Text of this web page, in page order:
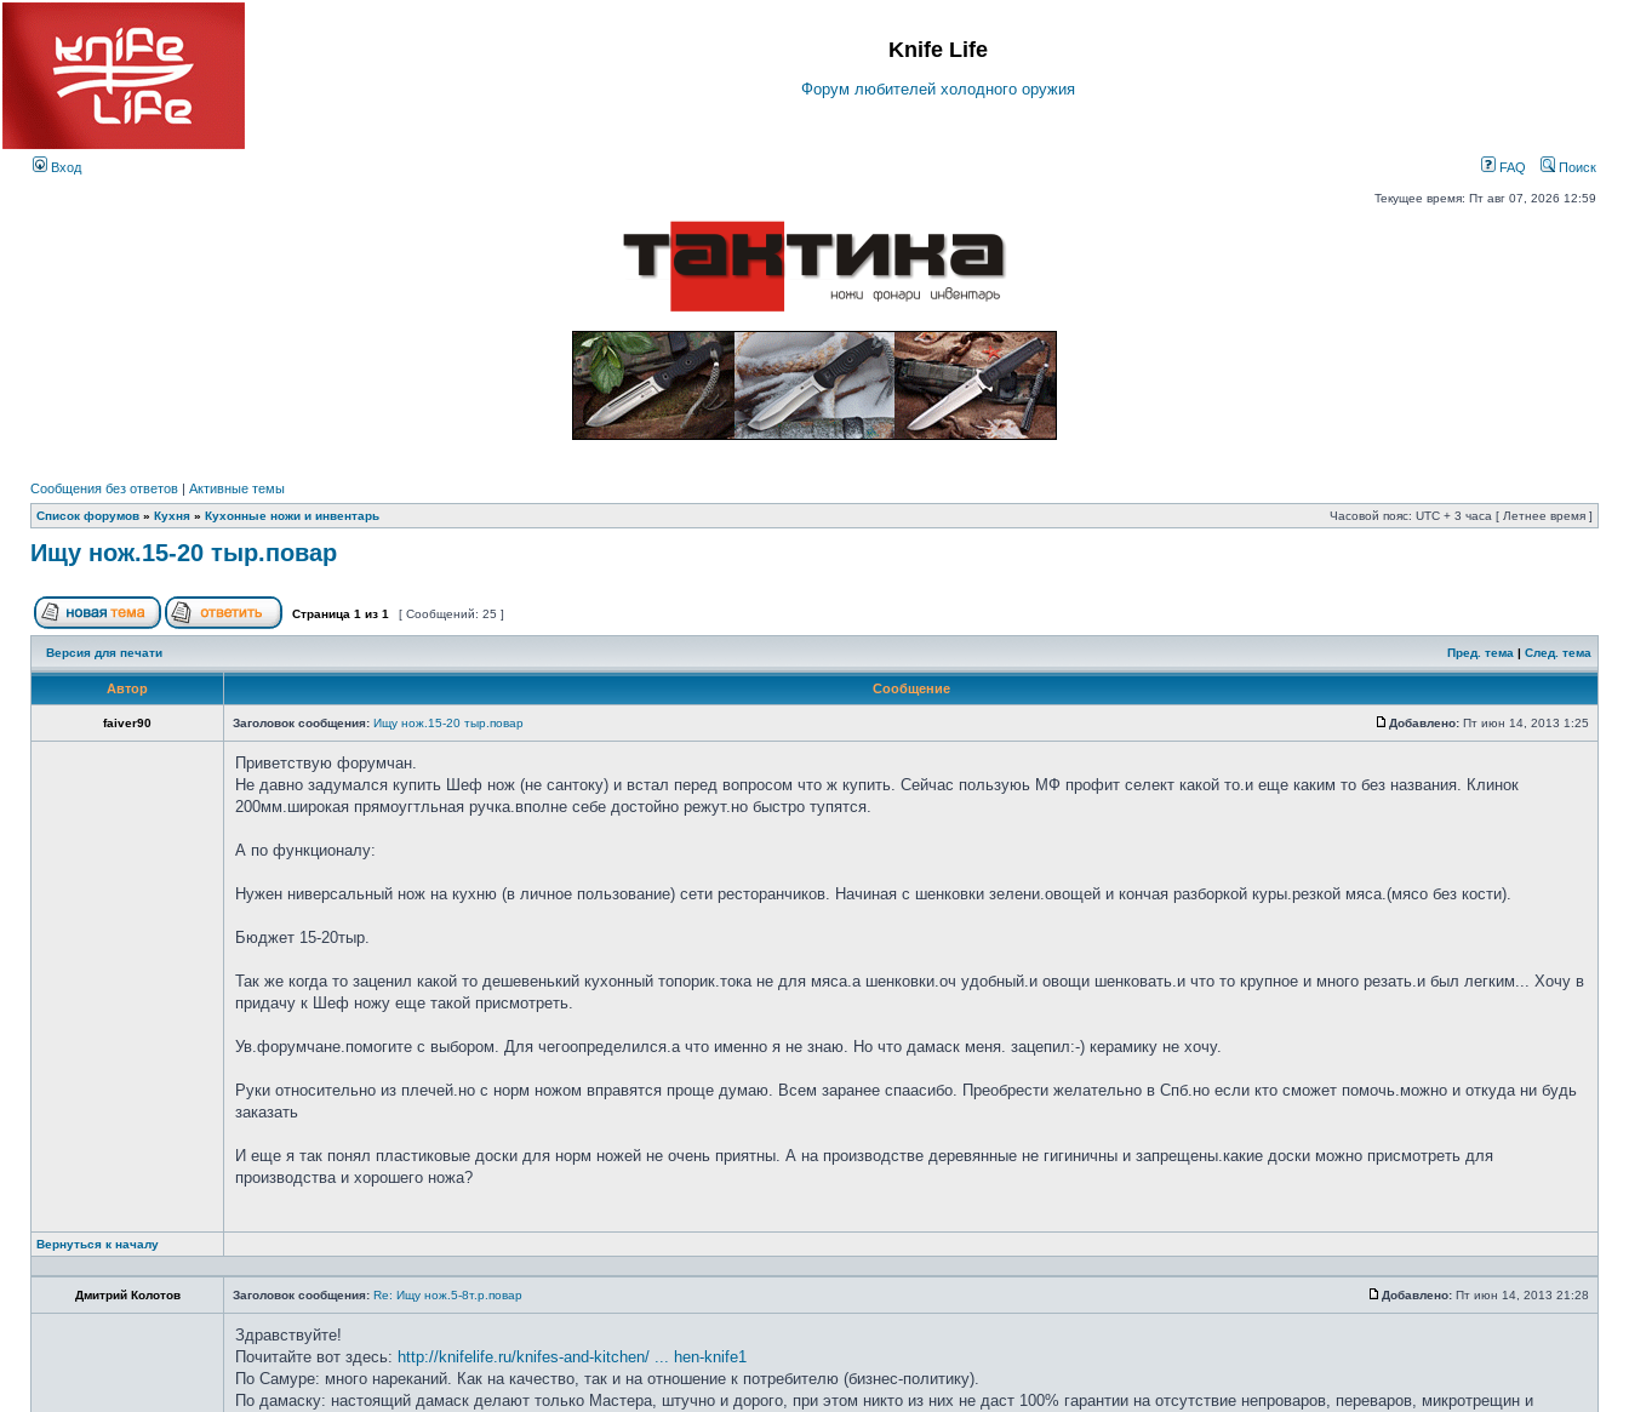
Knife Life
Форум любителей холодного оружия
Вход FAQ Поиск
Текущее время: Пт авг 07, 2026 12:59
Сообщения без ответов | Активные темы
Список форумов » Кухня » Кухонные ножи и инвентарь Часовой пояс: UTC + 3 часа [ Летнее время ]
Ищу нож.15-20 тыр.повар
Страница 1 из 1 [ Сообщений: 25 ]
Версия для печати Пред. тема | След. тема
Автор Сообщение
faiver90 Заголовок сообщения: Ищу нож.15-20 тыр.повар Добавлено: Пт июн 14, 2013 1:25
Приветствую форумчан.
Не давно задумался купить Шеф нож (не сантоку) и встал перед вопросом что ж купить. Сейчас пользуюь МФ профит селект какой то.и еще каким то без названия. Клинок
200мм.широкая прямоугтльная ручка.вполне себе достойно режут.но быстро тупятся.
А по функционалу:
Нужен ниверсальный нож на кухню (в личное пользование) сети ресторанчиков. Начиная с шенковки зелени.овощей и кончая разборкой куры.резкой мяса.(мясо без кости).
Бюджет 15-20тыр.
Так же когда то заценил какой то дешевенький кухонный топорик.тока не для мяса.а шенковки.оч удобный.и овощи шенковать.и что то крупное и много резать.и был легким... Хочу в
придачу к Шеф ножу еще такой присмотреть.
Ув.форумчане.помогите с выбором. Для чегоопределился.а что именно я не знаю. Но что дамаск меня. зацепил:-) керамику не хочу.
Руки относительно из плечей.но с норм ножом вправятся проще думаю. Всем заранее спаасибо. Преобрести желательно в Спб.но если кто сможет помочь.можно и откуда ни будь
заказать
И еще я так понял пластиковые доски для норм ножей не очень приятны. А на производстве деревянные не гигиничны и запрещены.какие доски можно присмотреть для
производства и хорошего ножа?
Вернуться к началу
Дмитрий Колотов Заголовок сообщения: Re: Ищу нож.5-8т.р.повар Добавлено: Пт июн 14, 2013 21:28
Здравствуйте!
Почитайте вот здесь: http://knifelife.ru/knifes-and-kitchen/ ... hen-knife1
По Самуре: много нареканий. Как на качество, так и на отношение к потребителю (бизнес-политику).
По дамаску: настоящий дамаск делают только Мастера, штучно и дорого, при этом никто из них не даст 100% гарантии на отсутствие непроваров, переваров, микротрещин и